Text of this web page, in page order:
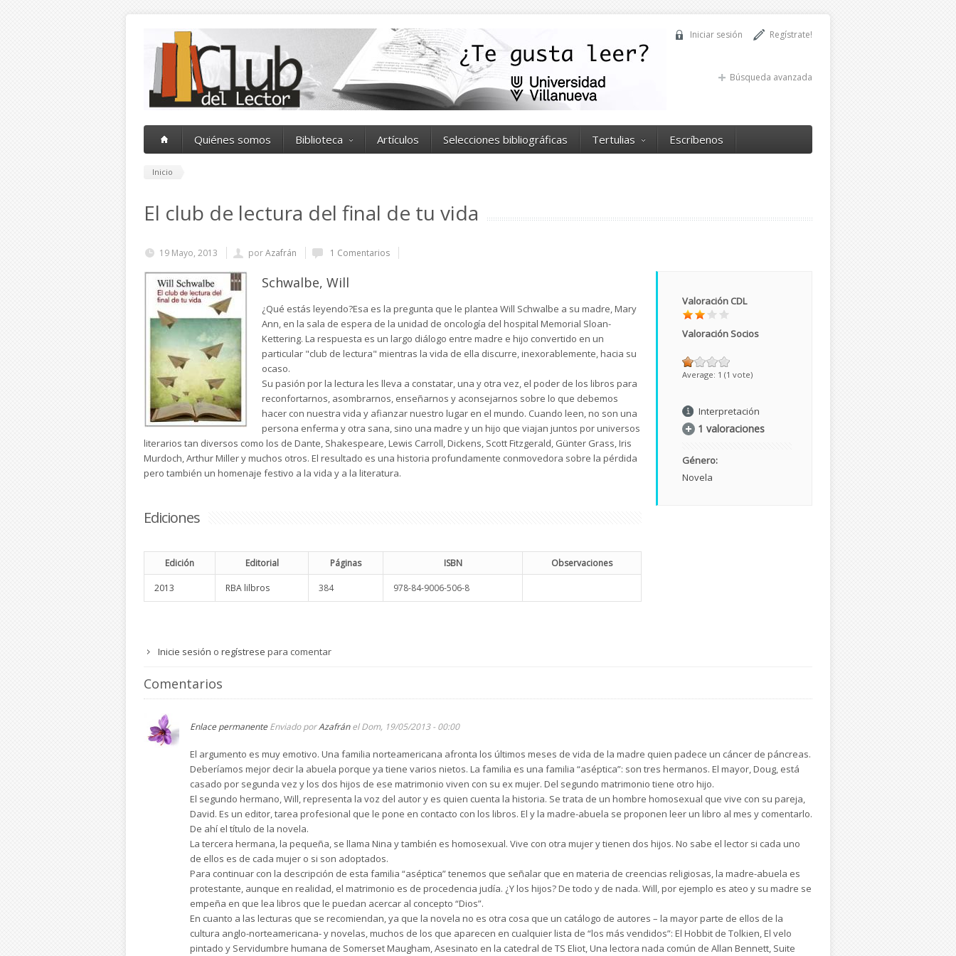
Regístrate!
Iniciar sesión
Búsqueda avanzada
Quiénes somos Biblioteca Artículos Selecciones bibliográficas Tertulias Escríbenos
Inicio
El club de lectura del final de tu vida
19 Mayo, 2013 porAzafrán 1 Comentarios
Schwalbe, Will
¿Qué estás leyendo?Esa es la pregunta que le plantea Will Schwalbe a su madre, Mary
Ann, en la sala de espera de la unidad de oncología del hospital Memorial Sloan-
Kettering. La respuesta es un largo diálogo entre madre e hijo convertido en un
particular "club de lectura" mientras la vida de ella discurre, inexorablemente, hacia su
ocaso.
Su pasión por la lectura les lleva a constatar, una y otra vez, el poder de los libros para
reconfortarnos, asombrarnos, enseñarnos y aconsejarnos sobre lo que debemos
hacer con nuestra vida y afianzar nuestro lugar en el mundo. Cuando leen, no son una
persona enferma y otra sana, sino una madre y un hijo que viajan juntos por universos
literarios tan diversos como los de Dante, Shakespeare, Lewis Carroll, Dickens, Scott Fitzgerald, Günter Grass, Iris
Murdoch, Arthur Miller y muchos otros. El resultado es una historia profundamente conmovedora sobre la pérdida
pero también un homenaje festivo a la vida y a la literatura.
Ediciones
Edición Editorial Páginas ISBN Observaciones
2013 RBA lilbros 384 978-84-9006-506-8
Valoración CDL
Valoración Socios
Average: 1 (1 vote)
Interpretación
1 valoraciones
Género:
Novela
Inicie sesión o regístrese para comentar
Comentarios
Enlace permanente Enviado porAzafránel Dom, 19/05/2013 - 00:00
El argumento es muy emotivo. Una familia norteamericana afronta los últimos meses de vida de la madre quien padece un cáncer de páncreas.
Deberíamos mejor decir la abuela porque ya tiene varios nietos. La familia es una familia “aséptica”: son tres hermanos. El mayor, Doug, está
casado por segunda vez y los dos hijos de ese matrimonio viven con su ex mujer. Del segundo matrimonio tiene otro hijo.
El segundo hermano, Will, representa la voz del autor y es quien cuenta la historia. Se trata de un hombre homosexual que vive con su pareja,
David. Es un editor, tarea profesional que le pone en contacto con los libros. El y la madre-abuela se proponen leer un libro al mes y comentarlo.
De ahí el título de la novela.
La tercera hermana, la pequeña, se llama Nina y también es homosexual. Vive con otra mujer y tienen dos hijos. No sabe el lector si cada uno
de ellos es de cada mujer o si son adoptados.
Para continuar con la descripción de esta familia “aséptica” tenemos que señalar que en materia de creencias religiosas, la madre-abuela es
protestante, aunque en realidad, el matrimonio es de procedencia judía. ¿Y los hijos? De todo y de nada. Will, por ejemplo es ateo y su madre se
empeña en que lea libros que le puedan acercar al concepto “Dios”.
En cuanto a las lecturas que se recomiendan, ya que la novela no es otra cosa que un catálogo de autores – la mayor parte de ellos de la
cultura anglo-norteamericana- y novelas, muchos de los que aparecen en cualquier lista de “los más vendidos”: El Hobbit de Tolkien, El velo
pintado y Servidumbre humana de Somerset Maugham, Asesinato en la catedral de TS Eliot, Una lectora nada común de Allan Bennett, Suite